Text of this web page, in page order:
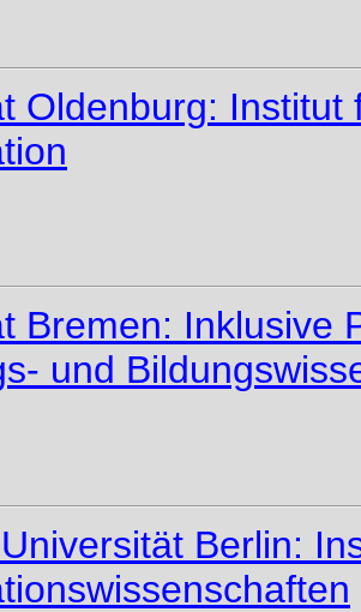
Oldenburg:
Bremen: Inklusive
und
Berlin: